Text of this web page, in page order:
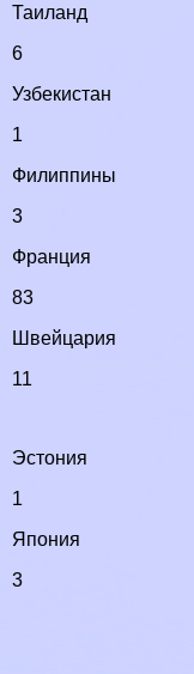
Таиланд
6
Узбекистан
1
Филиппины
3
Франция
83
Швейцария
11
Эстония
1
Япония
3